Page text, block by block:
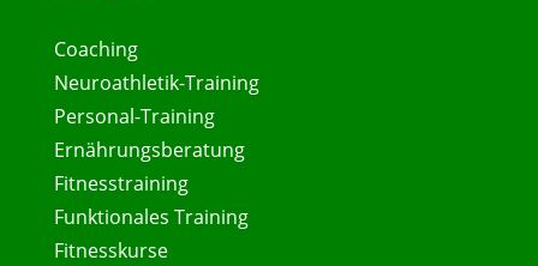
Coaching
Neuroathletik-Training
Personal-Training
Ernährungsberatung
Fitnesstraining
Funktionales Training
Fitnesskurse